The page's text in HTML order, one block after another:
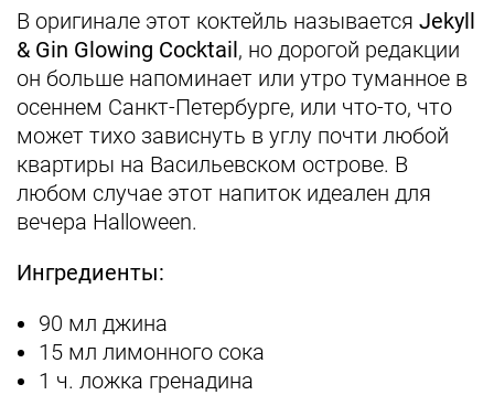
В оригинале этот коктейль называется Jekyll
& Gin Glowing Cocktail, но дорогой редакции
он больше напоминает или утро туманное в
осеннем Санкт-Петербурге, или что-то, что
может тихо зависнуть в углу почти любой
квартиры на Васильевском острове. В
любом случае этот напиток идеален для
вечера Halloween.
Ингредиенты:
90 мл джина
15 мл лимонного сока
1 ч. ложка гренадина